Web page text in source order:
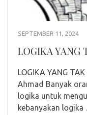
SEPTEMBER 11, 2024
LOGIKA YANG
LOGIKA YANG
Ahmad Banyak
logika untuk
kebanyakan